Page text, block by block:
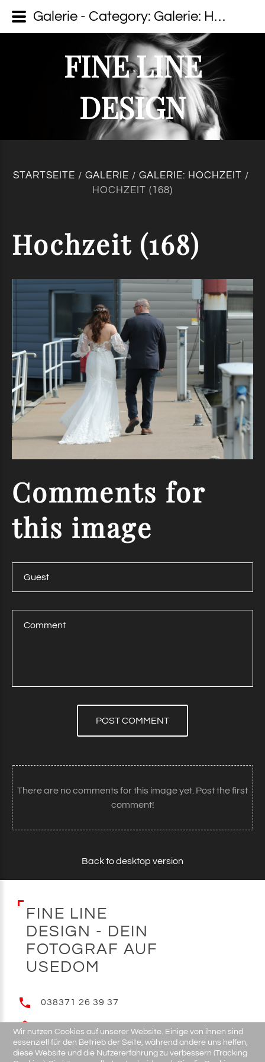
FINE LINE
DESIGN
STARTSEITE / GALERIE / GALERIE: HOCHZEIT /
HOCHZEIT (168)
Hochzeit (168)
Comments for
this image
POST COMMENT
There are no comments for this image yet. Post the first
comment!
Back to desktop version
F N E L N E
D ES G N - D E N
FOTOG RA F AU F
US E DO M
038371 26 39 37
E-MAIL
Wir nutzen Cookies auf unserer Website. Einige von ihnen sind
essenziell für den Betrieb der Seite, während andere uns helfen,
diese Website und die Nutzererfahrung zu verbessern (Tracking
Galerie - Category: Galerie: Hochzeit - Image: Hochzeit (168) - fine line design - Dein Fotograf auf Usedom